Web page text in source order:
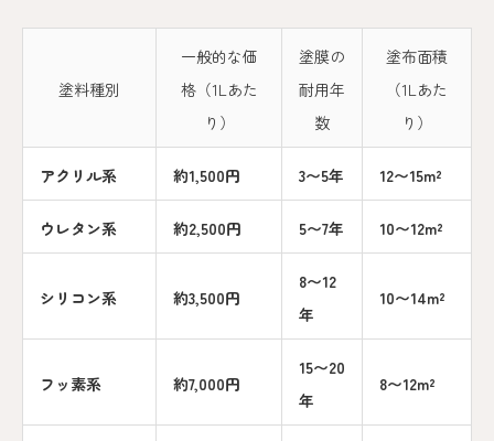
塗料種別
一般的な価
格（1Lあた
り）
塗膜の
耐用年
数
塗布面積
（1Lあた
り）
アクリル系 約1,500円 3〜5年 12〜15m²
ウレタン系 約2,500円 5〜7年 10〜12m²
シリコン系 約3,500円
8〜12
年
10〜14m²
フッ素系 約7,000円
15〜20
年
8〜12m²